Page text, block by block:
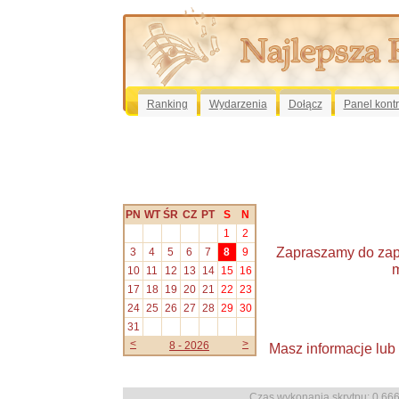
Ranking Wydarzenia Dołącz Panel
PN WT ŚR CZ PT S
N
1
2
3
4 5 6 7 8
9
10
11 12 13 14 15
16
17
18 19 20 21 22 23
24 25 26 27 28 29 30
31
<
8 - 2026 >
Zapraszamy do
Masz informacje